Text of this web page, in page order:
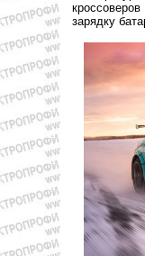
зарядку